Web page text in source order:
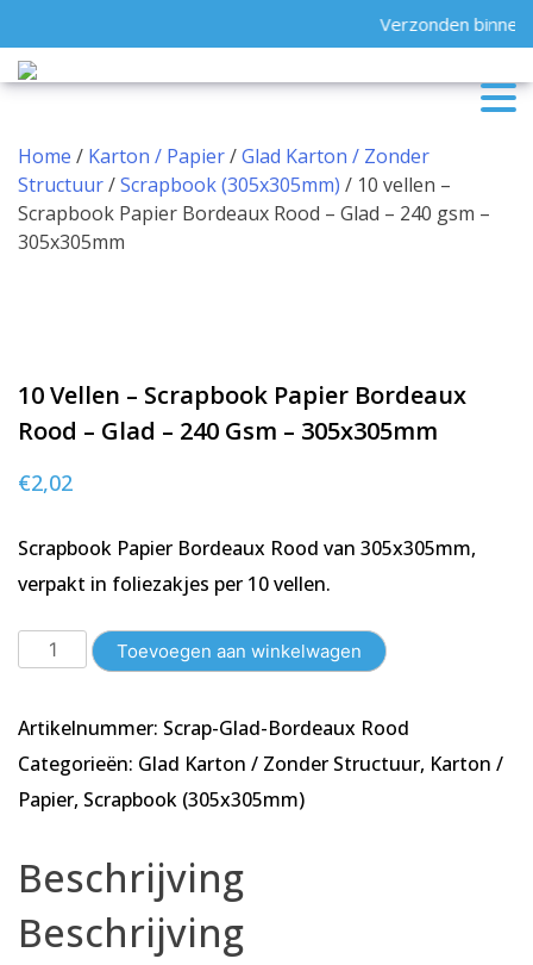
to
content
Verzonden binnen
Home / Karton / Papier/Glad Karton / Zonder
Structuur/Scrapbook (305x305mm) / 10 vellen –
Scrapbook Papier Bordeaux Rood – Glad – 240 gsm –
305x305mm
10 Vellen – Scrapbook Papier Bordeaux
Rood – Glad – 240 Gsm – 305x305mm
€2,02
Scrapbook Papier Bordeaux Rood van 305x305mm,
verpakt in foliezakjes per 10 vellen.
vellen
Scrapbook
Papier
Bordeaux
Rood
Glad
-
240
Toevoegen aan winkelwagen
Artikelnummer: Scrap-Glad-Bordeaux Rood
Categorieën: Glad Karton / Zonder Structuur, Karton /
Papier, Scrapbook (305x305mm)
Beschrijving
Beschrijving